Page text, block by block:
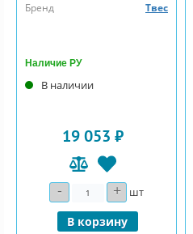
Бренд
Твес
Наличие РУ
В наличии
19 053 ₽
- Количество+ шт
В корзину